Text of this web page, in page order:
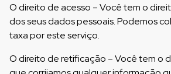
O direito de acesso – Você tem o
dos seus dados pessoais. Podemos
taxa por este serviço.
O direito de retificação – Você tem o